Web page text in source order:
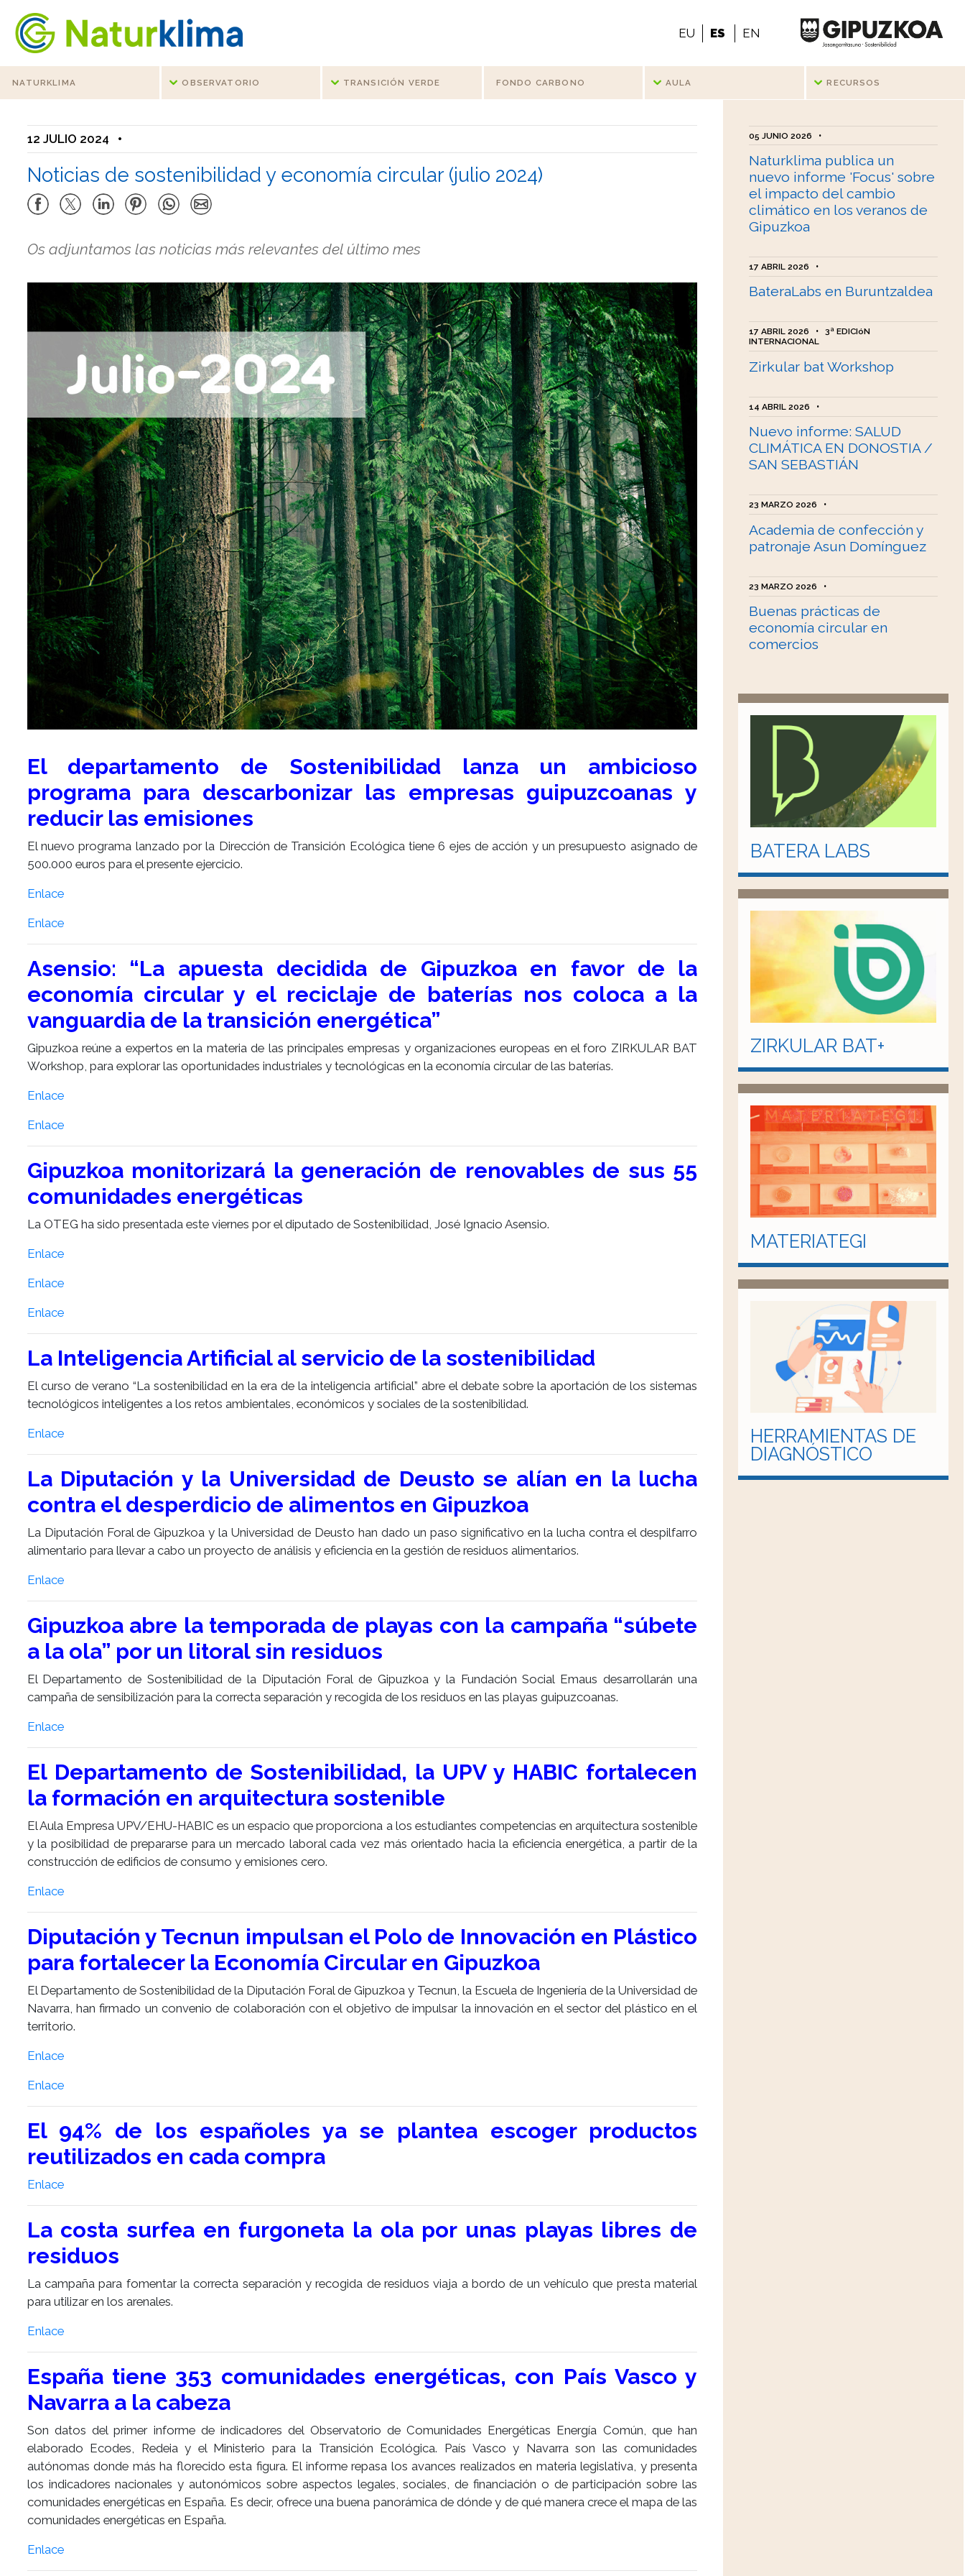
Ir al índice principal de contenidos
Ir a los contenidos
EU ES EN
NATURKLIMA OBSERVATORIO TRANSICIÓN VERDE FONDO CARBONO AULA RECURSOS
12 JULIO 2024 •
Noticias de sostenibilidad y economía circular (julio 2024)
Os adjuntamos las noticias más relevantes del último mes
El departamento de Sostenibilidad lanza un ambicioso
programa para descarbonizar las empresas guipuzcoanas y
reducir las emisiones
El nuevo programa lanzado por la Dirección de Transición Ecológica tiene 6 ejes de acción y un presupuesto asignado de
500.000 euros para el presente ejercicio.
Enlace
Enlace
Asensio: “La apuesta decidida de Gipuzkoa en favor de la
economía circular y el reciclaje de baterías nos coloca a la
vanguardia de la transición energética”
Gipuzkoa reúne a expertos en la materia de las principales empresas y organizaciones europeas en el foro ZIRKULAR BAT
Workshop, para explorar las oportunidades industriales y tecnológicas en la economía circular de las baterías.
Enlace
Enlace
Gipuzkoa monitorizará la generación de renovables de sus 55
comunidades energéticas
La OTEG ha sido presentada este viernes por el diputado de Sostenibilidad, José Ignacio Asensio.
Enlace
Enlace
Enlace
La Inteligencia Artificial al servicio de la sostenibilidad
El curso de verano “La sostenibilidad en la era de la inteligencia artificial” abre el debate sobre la aportación de los sistemas
tecnológicos inteligentes a los retos ambientales, económicos y sociales de la sostenibilidad.
Enlace
La Diputación y la Universidad de Deusto se alían en la lucha
contra el desperdicio de alimentos en Gipuzkoa
La Diputación Foral de Gipuzkoa y la Universidad de Deusto han dado un paso significativo en la lucha contra el despilfarro
alimentario para llevar a cabo un proyecto de análisis y eficiencia en la gestión de residuos alimentarios.
Enlace
Gipuzkoa abre la temporada de playas con la campaña “súbete
a la ola” por un litoral sin residuos
El Departamento de Sostenibilidad de la Diputación Foral de Gipuzkoa y la Fundación Social Emaus desarrollarán una
campaña de sensibilización para la correcta separación y recogida de los residuos en las playas guipuzcoanas.
Enlace
El Departamento de Sostenibilidad, la UPV y HABIC fortalecen
la formación en arquitectura sostenible
El Aula Empresa UPV/EHU-HABIC es un espacio que proporciona a los estudiantes competencias en arquitectura sostenible
y la posibilidad de prepararse para un mercado laboral cada vez más orientado hacia la eficiencia energética, a partir de la
construcción de edificios de consumo y emisiones cero.
Enlace
Diputación y Tecnun impulsan el Polo de Innovación en Plástico
para fortalecer la Economía Circular en Gipuzkoa
El Departamento de Sostenibilidad de la Diputación Foral de Gipuzkoa y Tecnun, la Escuela de Ingeniería de la Universidad de
Navarra, han firmado un convenio de colaboración con el objetivo de impulsar la innovación en el sector del plástico en el
territorio.
Enlace
Enlace
El 94% de los españoles ya se plantea escoger productos
reutilizados en cada compra
Enlace
La costa surfea en furgoneta la ola por unas playas libres de
residuos
La campaña para fomentar la correcta separación y recogida de residuos viaja a bordo de un vehículo que presta material
para utilizar en los arenales.
Enlace
España tiene 353 comunidades energéticas, con País Vasco y
Navarra a la cabeza
Son datos del primer informe de indicadores del Observatorio de Comunidades Energéticas Energía Común, que han
elaborado Ecodes, Redeia y el Ministerio para la Transición Ecológica. País Vasco y Navarra son las comunidades
autónomas donde más ha florecido esta figura. El informe repasa los avances realizados en materia legislativa, y presenta
los indicadores nacionales y autonómicos sobre aspectos legales, sociales, de financiación o de participación sobre las
comunidades energéticas en España. Es decir, ofrece una buena panorámica de dónde y de qué manera crece el mapa de las
comunidades energéticas en España.
Enlace
05 JUNIO 2026 •
Naturklima publica un
nuevo informe 'Focus' sobre
el impacto del cambio
climático en los veranos de
Gipuzkoa
17 ABRIL 2026 •
BateraLabs en Buruntzaldea
17 ABRIL 2026 • 3ª EDICIóN
INTERNACIONAL
Zirkular bat Workshop
14 ABRIL 2026 •
Nuevo informe: SALUD
CLIMÁTICA EN DONOSTIA /
SAN SEBASTIÁN
23 MARZO 2026 •
Academia de confección y
patronaje Asun Domínguez
23 MARZO 2026 •
Buenas prácticas de
economía circular en
comercios
BATERA LABS
ZIRKULAR BAT+
MATERIATEGI
HERRAMIENTAS DE
DIAGNÓSTICO